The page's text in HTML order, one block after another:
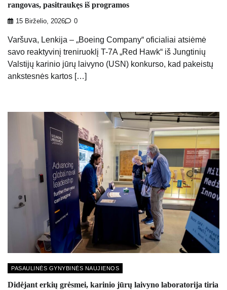
rangovas, pasitraukęs iš programos
15 Birželio, 2026 0
Varšuva, Lenkija – „Boeing Company“ oficialiai atsiėmė
savo reaktyvinį treniruoklį T-7A „Red Hawk“ iš Jungtinių
Valstijų karinio jūrų laivyno (USN) konkurso, kad pakeistų
ankstesnės kartos […]
PASAULINĖS GYNYBINĖS NAUJIENOS
Didėjant erkių grėsmei, karinio jūrų laivyno laboratorija tiria